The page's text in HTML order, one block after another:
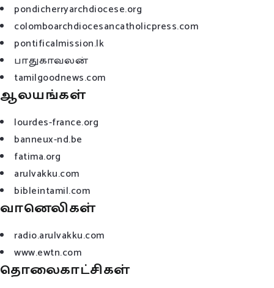
pondicherryarchdiocese.org
colomboarchdiocesancatholicpress.com
pontificalmission.lk
பாதுகாவலன்
tamilgoodnews.com
ஆலயங்கள்
lourdes-france.org
banneux-nd.be
fatima.org
arulvakku.com
bibleintamil.com
வானெலிகள்
radio.arulvakku.com
www.ewtn.com
தொலைகாட்சிகள்